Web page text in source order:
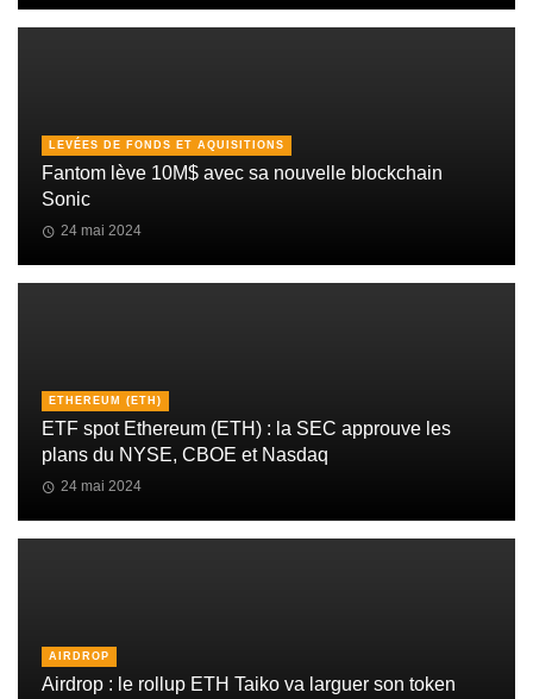
LEVÉES DE FONDS ET AQUISITIONS
Fantom lève 10M$ avec sa nouvelle blockchain
Sonic
24 mai 2024
ETHEREUM (ETH)
ETF spot Ethereum (ETH) : la SEC approuve les
plans du NYSE, CBOE et Nasdaq
24 mai 2024
AIRDROP
Airdrop : le rollup ETH Taiko va larguer son token